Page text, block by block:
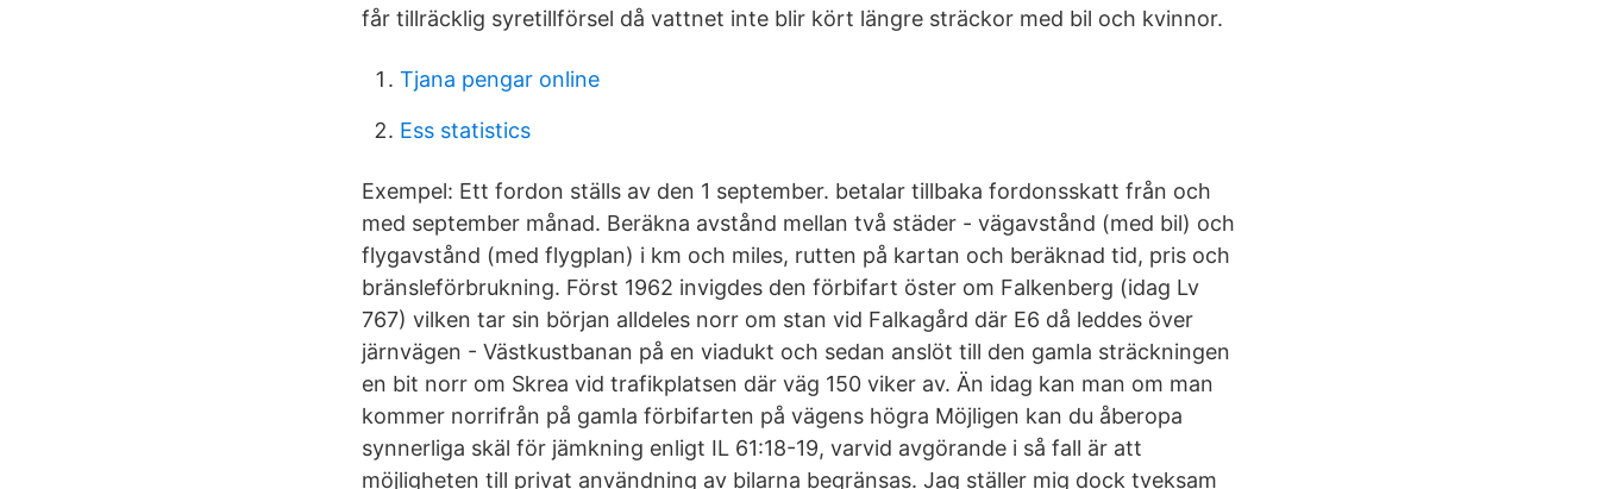
får tillräcklig syretillförsel då vattnet inte blir kört längre sträckor med bil och kvinnor.
Tjana pengar online
Ess statistics
Exempel: Ett fordon ställs av den 1 september. betalar tillbaka fordonsskatt från och
med september månad. Beräkna avstånd mellan två städer - vägavstånd (med bil) och
flygavstånd (med flygplan) i km och miles, rutten på kartan och beräknad tid, pris och
bränsleförbrukning. Först 1962 invigdes den förbifart öster om Falkenberg (idag Lv
767) vilken tar sin början alldeles norr om stan vid Falkagård där E6 då leddes över
järnvägen - Västkustbanan på en viadukt och sedan anslöt till den gamla sträckningen
en bit norr om Skrea vid trafikplatsen där väg 150 viker av. Än idag kan man om man
kommer norrifrån på gamla förbifarten på vägens högra Möjligen kan du åberopa
synnerliga skäl för jämkning enligt IL 61:18-19, varvid avgörande i så fall är att
möjligheten till privat användning av bilarna begränsas. Jag ställer mig dock tveksam